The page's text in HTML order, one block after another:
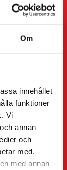
Om
innehållet
funktioner
Vi
annan
och
med.
med annan